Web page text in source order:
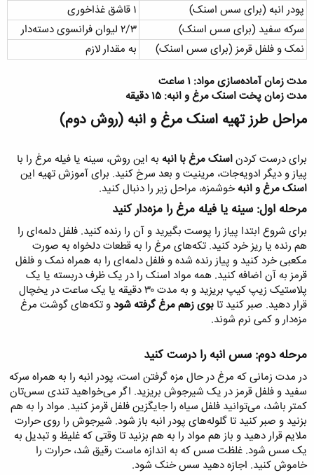
پودر انبه (برای سس اسنک)
۱ قاشق غذاخوری
سرکه سفید (برای سس اسنک)
۲/۳ لیوان فرانسوی دسته‌دار
نمک و فلفل قرمز (برای سس اسنک)
به مقدار لازم
مدت زمان آماده‌سازی مواد: ۱ ساعت
مدت زمان پخت اسنک مرغ و انبه: ۱۵ دقیقه
مراحل طرز تهیه اسنک مرغ و انبه (روش دوم)​
برای درست کردناسنک مرغ با انبه به این روش، سینه یا فیله مرغ را با
پیاز و دیگر ادویه‌جات، مرینیت و بعد سرخ کنید. برای آموزش تهیه این
اسنک مرغ و انبه خوشمزه، مراحل زیر را دنبال کنید.
مرحله اول: سینه یا فیله مرغ را مزه‌دار کنید​
برای شروع ابتدا پیاز را پوست بگیرید و آن را رنده کنید. فلفل‌ دلمه‌ای را
هم رنده یا ریز خرد کنید. تکه‌های مرغ را به قطعات دلخواه به صورت
مکعبی خرد کنید و پیاز رنده شده و فلفل دلمه‌ای را به همراه نمک و فلفل
قرمز به آن اضافه کنید. همه مواد اسنک را در یک ظرف دربسته یا یک
پلاستیک زیپ کیپ بریزید و به مدت ۳۰ دقیقه یا یک ساعت در یخچال
قرار دهید. صبر کنید تا بوی زهم مرغ گرفته شودو تکه‌های گوشت مرغ
مزه‌دار و کمی نرم شوند.
مرحله دوم: سس انبه را درست کنید​
در مدت زمانی که مرغ در حال مزه گرفتن است، پودر انبه را به همراه سرکه
سفید و فلفل قرمز در یک شیرجوش بریزید. اگر می‌خواهید تندی سس‌تان
کمتر باشد، می‌توانید فلفل سیاه را جایگزین فلفل قرمز کنید. مواد را به هم
بزنید و صبر کنید تا گلوله‌های پودر انبه باز شود. شیرجوش را روی حرارت
ملایم قرار دهید و باز هم مواد را به هم بزنید تا وقتی که غلیظ و تبدیل به
یک سس شود. غلظت سس که به اندازه ماست رقیق شد، حرارت را
خاموش کنید. اجازه دهید سس خنک شود.